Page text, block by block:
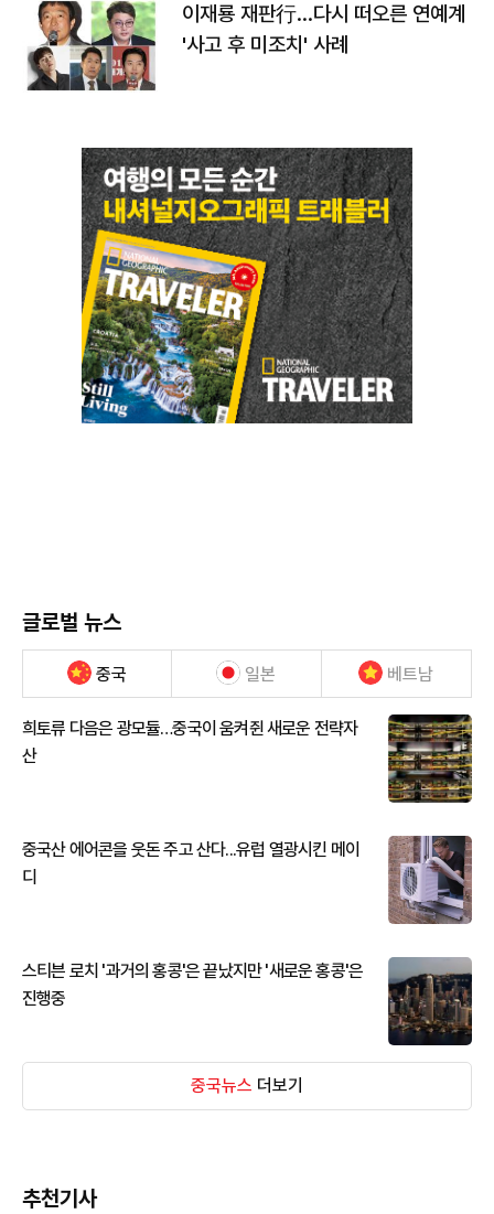
이재룡 재판行…다시 떠오른 연예계
'사고 후 미조치' 사례
글로벌 뉴스
중국 일본 베트남
희토류 다음은 광모듈…중국이 움켜쥔 새로운 전략자
산
중국산 에어콘을 웃돈 주고 산다...유럽 열광시킨 메이
디
스티븐 로치 '과거의 홍콩'은 끝났지만 '새로운 홍콩'은
진행중
중국뉴스 더보기
추천기사